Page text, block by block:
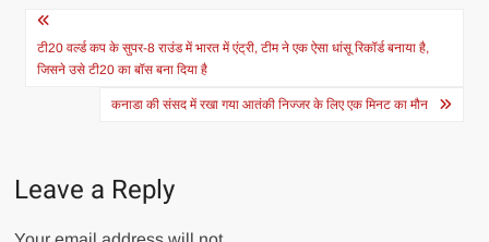
Post
navigation
टी20 वर्ल्ड कप के सुपर-8 राउंड में भारत में एंट्री, टीम ने एक ऐसा धांसू रिकॉर्ड बनाया है,
जिसने उसे टी20 का बॉस बना दिया है
कनाडा की संसद में रखा गया आतंकी निज्जर के लिए एक मिनट का मौन
Leave a Reply